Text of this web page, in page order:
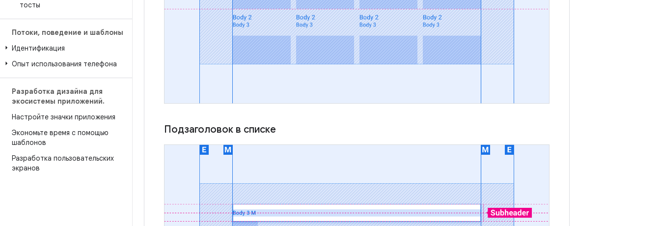
тосты
Потоки, поведение и шаблоны
Идентификация
Опыт использования телефона
Разработка дизайна для
экосистемы приложений.
Настройте значки приложения
Экономьте время с помощью
шаблонов
Разработка пользовательских
экранов
Подзаголовок в списке